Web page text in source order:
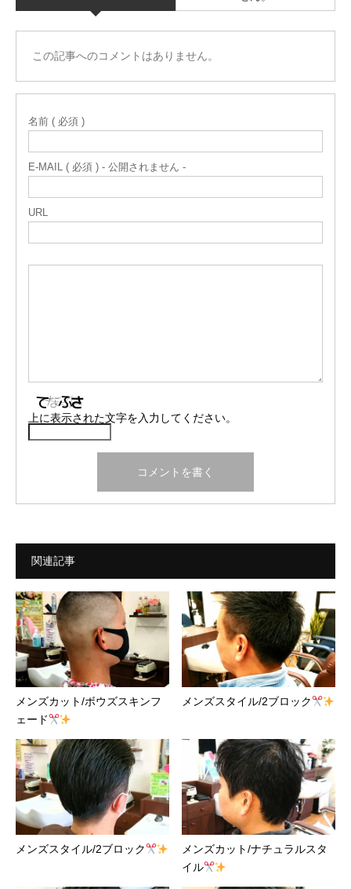
この記事へのコメントはありません。
名前 ( 必須 )
E-MAIL ( 必須 ) - 公開されません -
URL
上に表示された文字を入力してください。
関連記事
メンズカット/ボウズスキンフ
ェード
メンズスタイル/2ブロック
メンズスタイル/2ブロック
メンズカット/ナチュラルスタ
イル